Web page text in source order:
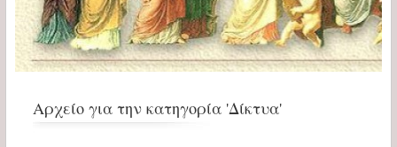
Αρχείο για την κατηγορία 'Δίκτυα'